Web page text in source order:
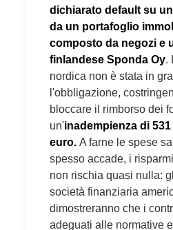
dichiarato default su
da un portafoglio
composto da negozi e
finlandese Sponda Oy.
nordica non è stata in
l'obbligazione,
bloccare il rimborso dei
un'inadempienza di
euro. A farne le spese
spesso accade, i
non rischia quasi nulla:
società finanziaria
dimostreranno che i
adeguati alle normative